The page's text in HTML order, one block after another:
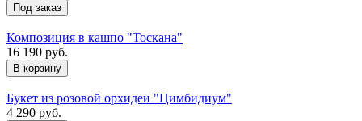
Под заказ
Композиция в кашпо "Тоскана"
16 190 руб.
Букет из розовой орхидеи "Цимбидиум"
4 290 руб.